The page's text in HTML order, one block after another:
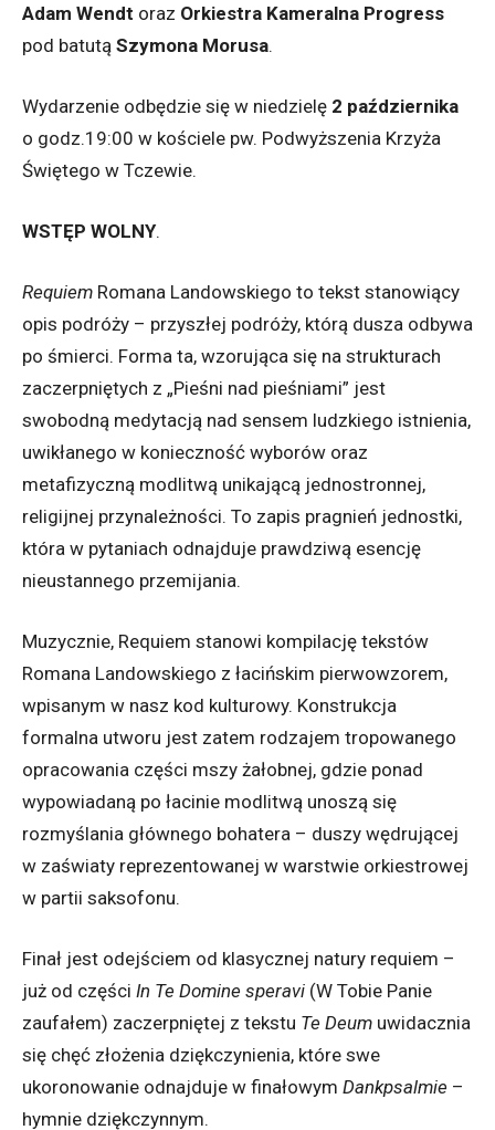
Adam Wendt oraz Orkiestra Kameralna Progress
pod batutą Szymona Morusa.
Wydarzenie odbędzie się w niedzielę 2 października
o godz.19:00 w kościele pw. Podwyższenia Krzyża
Świętego w Tczewie.
WSTĘP WOLNY.
Requiem Romana Landowskiego to tekst stanowiący
opis podróży – przyszłej podróży, którą dusza odbywa
po śmierci. Forma ta, wzorująca się na strukturach
zaczerpniętych z „Pieśni nad pieśniami” jest
swobodną medytacją nad sensem ludzkiego istnienia,
uwikłanego w konieczność wyborów oraz
metafizyczną modlitwą unikającą jednostronnej,
religijnej przynależności. To zapis pragnień jednostki,
która w pytaniach odnajduje prawdziwą esencję
nieustannego przemijania.
Muzycznie, Requiem stanowi kompilację tekstów
Romana Landowskiego z łacińskim pierwowzorem,
wpisanym w nasz kod kulturowy. Konstrukcja
formalna utworu jest zatem rodzajem tropowanego
opracowania części mszy żałobnej, gdzie ponad
wypowiadaną po łacinie modlitwą unoszą się
rozmyślania głównego bohatera – duszy wędrującej
w zaświaty reprezentowanej w warstwie orkiestrowej
w partii saksofonu.
Finał jest odejściem od klasycznej natury requiem –
już od części In Te Domine speravi (W Tobie Panie
zaufałem) zaczerpniętej z tekstu Te Deum uwidacznia
się chęć złożenia dziękczynienia, które swe
ukoronowanie odnajduje w finałowym Dankpsalmie –
hymnie dziękczynnym.